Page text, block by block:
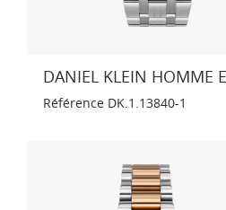
DANIEL KLEIN HOMME
Référence DK.1.13840-1